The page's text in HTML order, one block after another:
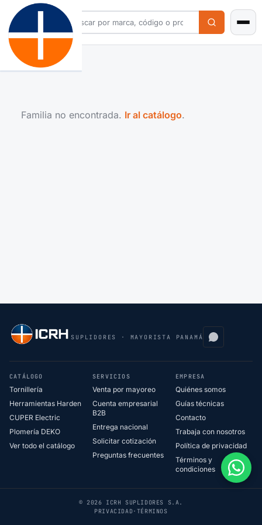
Familia no encontrada. Ir al catálogo.
SUPLIDORES · MAYORISTA PANAMÁ
CATÁLOGO
Tornillería
Herramientas Harden
CUPER Electric
Plomería DEKO
Ver todo el catálogo
SERVICIOS
Venta por mayoreo
Cuenta empresarial
B2B
Entrega nacional
Solicitar cotización
Preguntas frecuentes
EMPRESA
Quiénes somos
Guías técnicas
Contacto
Trabaja con nosotros
Política de privacidad
Términos y
condiciones
© 2026 ICRH SUPLIDORES S.A.
PRIVACIDAD · TÉRMINOS